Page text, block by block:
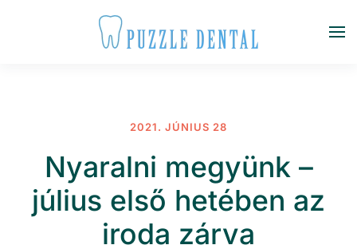
Fő tartalom átugrása
2021. JÚNIUS 28
Nyaralni megyünk –
július első hetében az
iroda zárva